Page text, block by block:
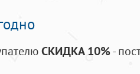
СКИДКА 10%-